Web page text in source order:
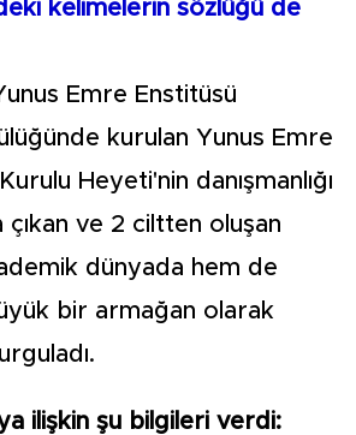
kelimelerin sözlüğü de
Emre Enstitüsü
kurulan Yunus Emre
Heyeti'nin danışmanlığı
çıkan ve 2 ciltten oluşan
dünyada hem de
bir armağan olarak
ilişkin şu bilgileri verdi: